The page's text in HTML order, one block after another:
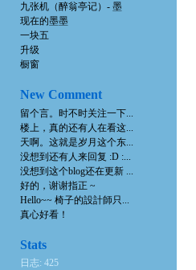
九张机（醉翁亭记）- 墨
现在的墨墨
一块五
升级
橱窗
New Comment
留个言。时不时关注一下...
楼上，真的还有人在看这...
天啊。这就是岁月这个东...
没想到还有人来回复 :D :...
没想到这个blog还在更新 ...
好的，谢谢指正 ~
Hello~~ 椅子的設計師只...
真心好看！
Stats
日志: 425